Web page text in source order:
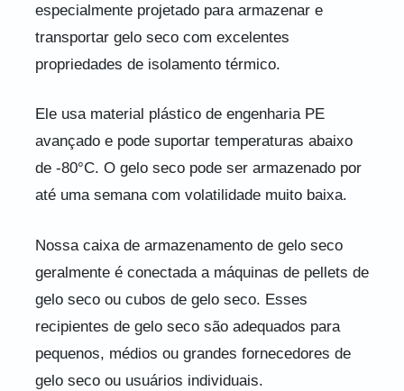
especialmente projetado para armazenar e
transportar gelo seco com excelentes
propriedades de isolamento térmico.
Ele usa material plástico de engenharia PE
avançado e pode suportar temperaturas abaixo
de -80°C. O gelo seco pode ser armazenado por
até uma semana com volatilidade muito baixa.
Nossa caixa de armazenamento de gelo seco
geralmente é conectada a máquinas de pellets de
gelo seco ou cubos de gelo seco. Esses
recipientes de gelo seco são adequados para
pequenos, médios ou grandes fornecedores de
gelo seco ou usuários individuais.